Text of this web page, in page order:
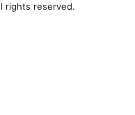
rights reserved.